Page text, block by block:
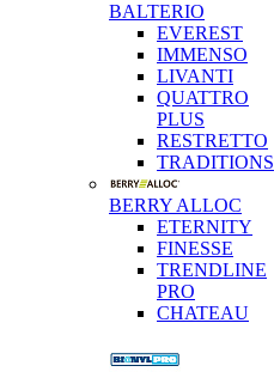
BALTERIO
EVEREST
IMMENSO
LIVANTI
QUATTRO
PLUS
RESTRETTO
TRADITIONS
BERRY ALLOC
ETERNITY
FINESSE
TRENDLINE
PRO
CHATEAU